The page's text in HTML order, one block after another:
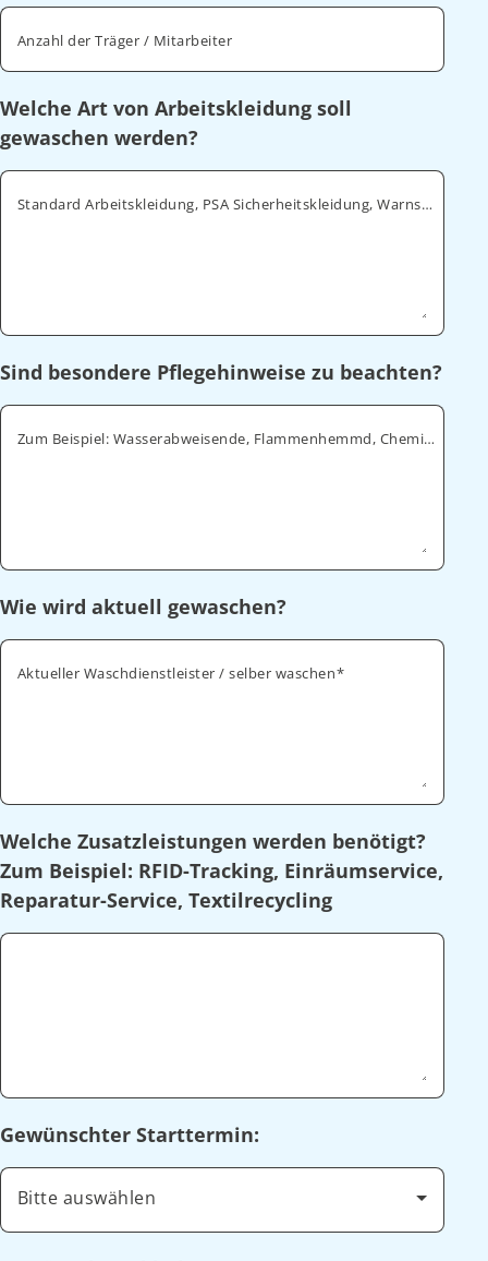
Anzahl der Träger / Mitarbeiter
Welche Art von Arbeitskleidung soll
gewaschen werden?
Standard Arbeitskleidung, PSA Sicherheitskleidung, Warnschutz, ESD
Sind besondere Pflegehinweise zu beachten?
Zum Beispiel: Wasserabweisende, Flammenhemmd, Chemikalienabweisende
Wie wird aktuell gewaschen?
Aktueller Waschdienstleister / selber waschen
Welche Zusatzleistungen werden benötigt?
Zum Beispiel: RFID-Tracking, Einräumservice,
Reparatur-Service, Textilrecycling
Gewünschter Starttermin:
Bitte auswählen